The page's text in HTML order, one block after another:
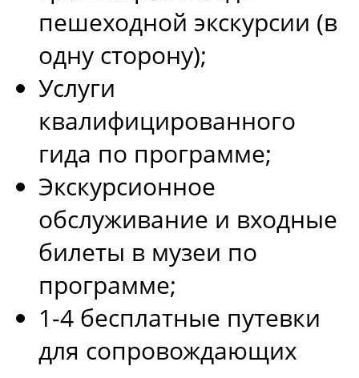
пешеходной экскурсии (в
одну сторону);
Услуги
квалифицированного
гида по программе;
Экскурсионное
обслуживание и входные
билеты в музеи по
программе;
1-4 бесплатные путевки
для сопровождающих